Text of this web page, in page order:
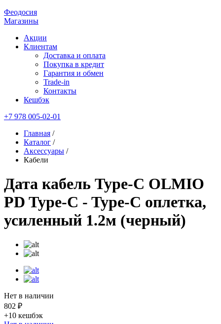
Феодосия
Магазины
Акции
Клиентам
Доставка и оплата
Покупка в кредит
Гарантия и обмен
Trade-in
Контакты
Кешбэк
+7 978 005-02-01
Главная /
Каталог /
Аксессуары /
Кабели
Дата кабель Type-C OLMIO
PD Type-C - Type-C оплетка,
усиленный 1.2м (черный)
Нет в наличии
802 ₽
+10 кешбэк